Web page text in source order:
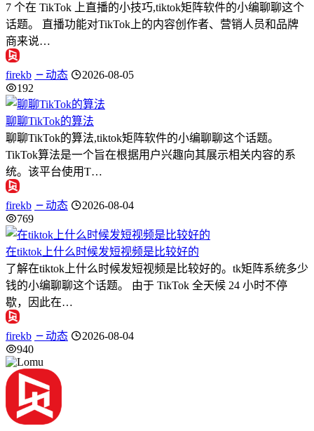
7 个在 TikTok 上直播的小技巧,tiktok矩阵软件的小编聊聊这个
话题。 直播功能对TikTok上的内容创作者、营销人员和品牌
商来说…
firekb 动态
2026-08-05
192
聊聊TikTok的算法
聊聊TikTok的算法,tiktok矩阵软件的小编聊聊这个话题。
TikTok算法是一个旨在根据用户兴趣向其展示相关内容的系
统。该平台使用T…
firekb 动态
2026-08-04
769
在tiktok上什么时候发短视频是比较好的
了解在tiktok上什么时候发短视频是比较好的。tk矩阵系统多少
钱的小编聊聊这个话题。 由于 TikTok 全天候 24 小时不停
歇，因此在…
firekb 动态
2026-08-04
940